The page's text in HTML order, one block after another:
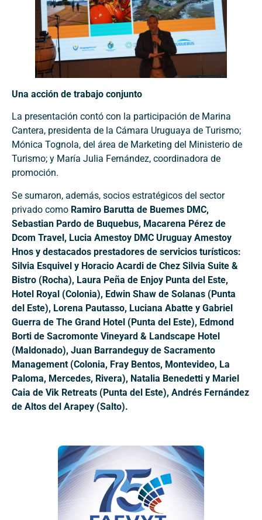
Una acción de trabajo conjunto
La presentación contó con la participación de Marina
Cantera, presidenta de la Cámara Uruguaya de Turismo;
Mónica Tognola, del área de Marketing del Ministerio de
Turismo; y María Julia Fernández, coordinadora de
promoción.
Se sumaron, además, socios estratégicos del sector
privado como Ramiro Barutta de Buemes DMC,
Sebastian Pardo de Buquebus, Macarena Pérez de
Dcom Travel, Lucia Amestoy DMC Uruguay Amestoy
Hnos y destacados prestadores de servicios turísticos:
Silvia Esquivel y Horacio Acardi de Chez Silvia Suite &
Bistro (Rocha), Laura Peña de Enjoy Punta del Este,
Hotel Royal (Colonia), Edwin Shaw de Solanas (Punta
del Este), Lorena Pautasso, Luciana Abatte y Gabriel
Guerra de The Grand Hotel (Punta del Este), Edmond
Borti de Sacromonte Vineyard & Landscape Hotel
(Maldonado), Juan Barrandeguy de Sacramento
Management (Colonia, Fray Bentos, Montevideo, La
Paloma, Mercedes, Rivera), Natalia Benedetti y Mariel
Caia de Vik Retreats (Punta del Este), Andrés Fernández
de Altos del Arapey (Salto).